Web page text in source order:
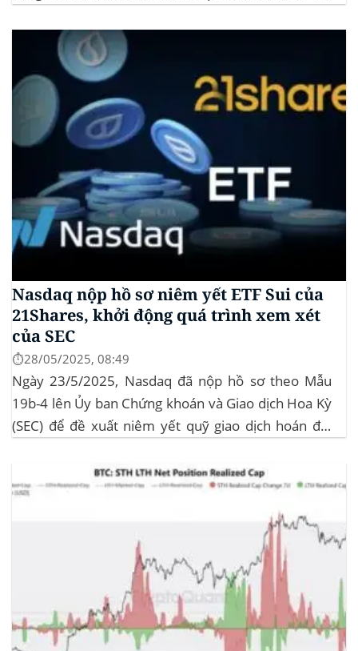
tập thể do Burwick Law đại diện, cáo buộc các công
Nasdaq nộp hồ sơ niêm yết ETF Sui của
21Shares, khởi động quá trình xem xét
của SEC
⏱️28/05/2025, 08:49
Ngày 23/5/2025, Nasdaq đã nộp hồ sơ theo Mẫu
19b-4 lên Ủy ban Chứng khoán và Giao dịch Hoa Kỳ
(SEC) để đề xuất niêm yết quỹ giao dịch hoán đổi
trình xem xét chính thức của SEC đối với...